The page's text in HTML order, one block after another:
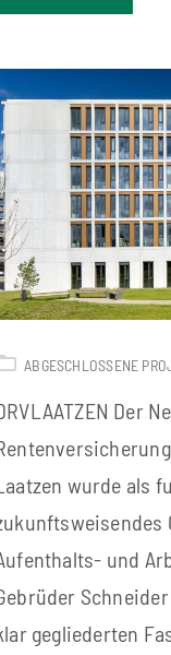
ABGESCHLOSSENE
Der
wurde als
und
gegliederten